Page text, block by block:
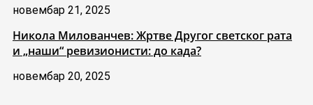
новембар 21, 2025
Никола Милованчев: Жртве Другог светског рата
и „наши“ ревизионисти: до када?
новембар 20, 2025